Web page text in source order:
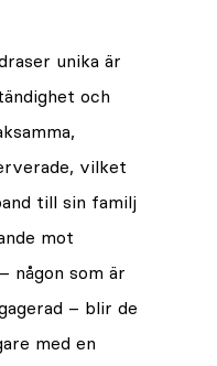
unika är
och
vilket
till sin familj
mot
någon som är
– blir de
med en